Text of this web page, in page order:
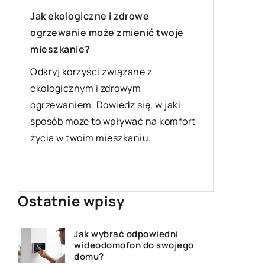
Zastosowanie systemów
nawadniających w efektywnym
zarządzaniu ogrodem
Odkryj różne sposoby efektywnego
zarządzania ogrodem dzięki
zastosowaniu nowoczesnych
systemów nawadniających.
Przeczytaj, jak zarządzać zasobami
Ostatnie wpisy
Jak wybrać odpowiedni
wideodomofon do swojego
domu?